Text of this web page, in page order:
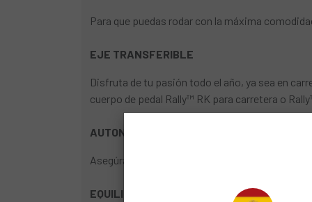
Para que puedas rodar con la máxima
EJE TRANSFERIBLE
Disfruta de tu pasión todo el año, ya sea en
cuerpo de pedal Rally™ RK para carretera o
AUTONOMÍA DE LA BATERÍA
Asegúrate de no quedarte sin energía durante
EQUILIBRIO DERECHA/IZQUIERDA